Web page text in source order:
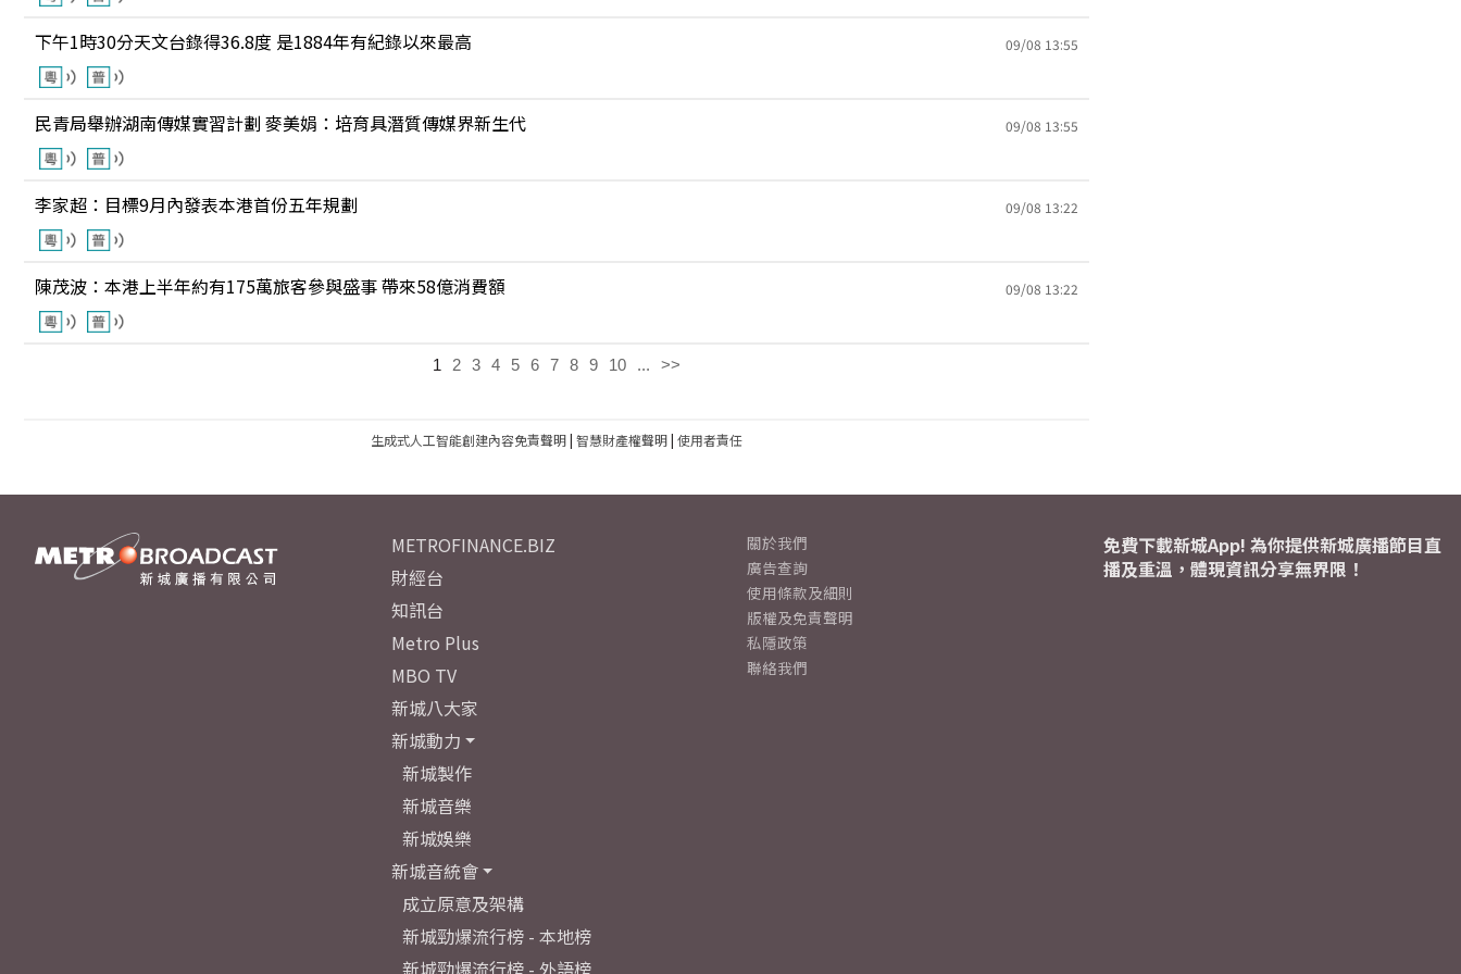
下午1時30分天文台錄得36.8度 是1884年有紀錄以來最高 09/08 13:55
民青局舉辦湖南傳媒實習計劃 麥美娟：培育具潛質傳媒界新生代 09/08 13:55
李家超：目標9月內發表本港首份五年規劃 09/08 13:22
陳茂波：本港上半年約有175萬旅客參與盛事 帶來58億消費額 09/08 13:22
1 2 3 4 5 6 7 8 9 10 ... >>
生成式人工智能創建內容免責聲明| 智慧財產權聲明| 使用者責任
METROFINANCE.BIZ
財經台
知訊台
Metro Plus
MBO TV
新城八大家
新城動力
新城製作
新城音樂
新城娛樂
新城音統會
成立原意及架構
新城勁爆流行榜 - 本地榜
新城勁爆流行榜 - 外語榜
關於我們
廣告查詢
使用條款及細則
版權及免責聲明
私隱政策
聯絡我們
免費下載新城App! 為你提供新城廣播節目直
播及重溫，體現資訊分享無界限！